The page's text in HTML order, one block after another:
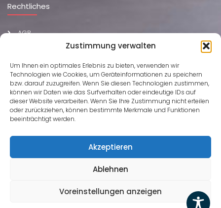
Zustimmung verwalten
Um Ihnen ein optimales Erlebnis zu bieten, verwenden wir
Technologien wie Cookies, um Geräteinformationen zu speichern
bzw. darauf zuzugreifen. Wenn Sie diesen Technologien zustimmen,
können wir Daten wie das Surfverhalten oder eindeutige IDs auf
dieser Website verarbeiten. Wenn Sie Ihre Zustimmung nicht erteilen
oder zurückziehen, können bestimmte Merkmale und Funktionen
beeinträchtigt werden.
Akzeptieren
Ablehnen
Voreinstellungen anzeigen
Rechtliches
AGB
Cookies
Versand und Rückgabe
FAQ
Copyright All Rights Reserved © 2026MVM AG
Kundenbewertungen und Erfahrungen zu
68
anderen Quellen